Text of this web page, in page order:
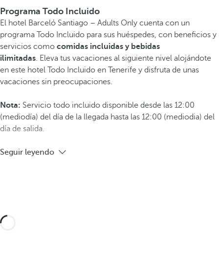
Programa Todo Incluido
El hotel Barceló Santiago – Adults Only cuenta con un
programa Todo Incluido para sus huéspedes, con beneficios y
servicios como comidas incluidas y bebidas
ilimitadas . Eleva tus vacaciones al siguiente nivel alojándote
en este hotel Todo Incluido en Tenerife y disfruta de unas
vacaciones sin preocupaciones.
Nota: Servicio todo incluido disponible desde las 12:00
(mediodía) del día de la llegada hasta las 12:00 (mediodia) del
día de salida.
Seguir leyendo